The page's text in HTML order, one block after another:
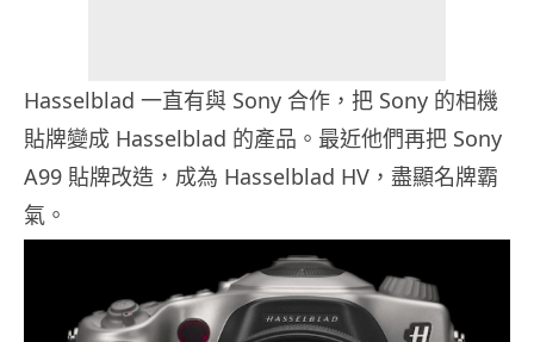
Hasselblad 一直有與 Sony 合作，把 Sony 的相機
貼牌變成 Hasselblad 的產品。最近他們再把 Sony
A99 貼牌改造，成為 Hasselblad HV，盡顯名牌霸
氣。